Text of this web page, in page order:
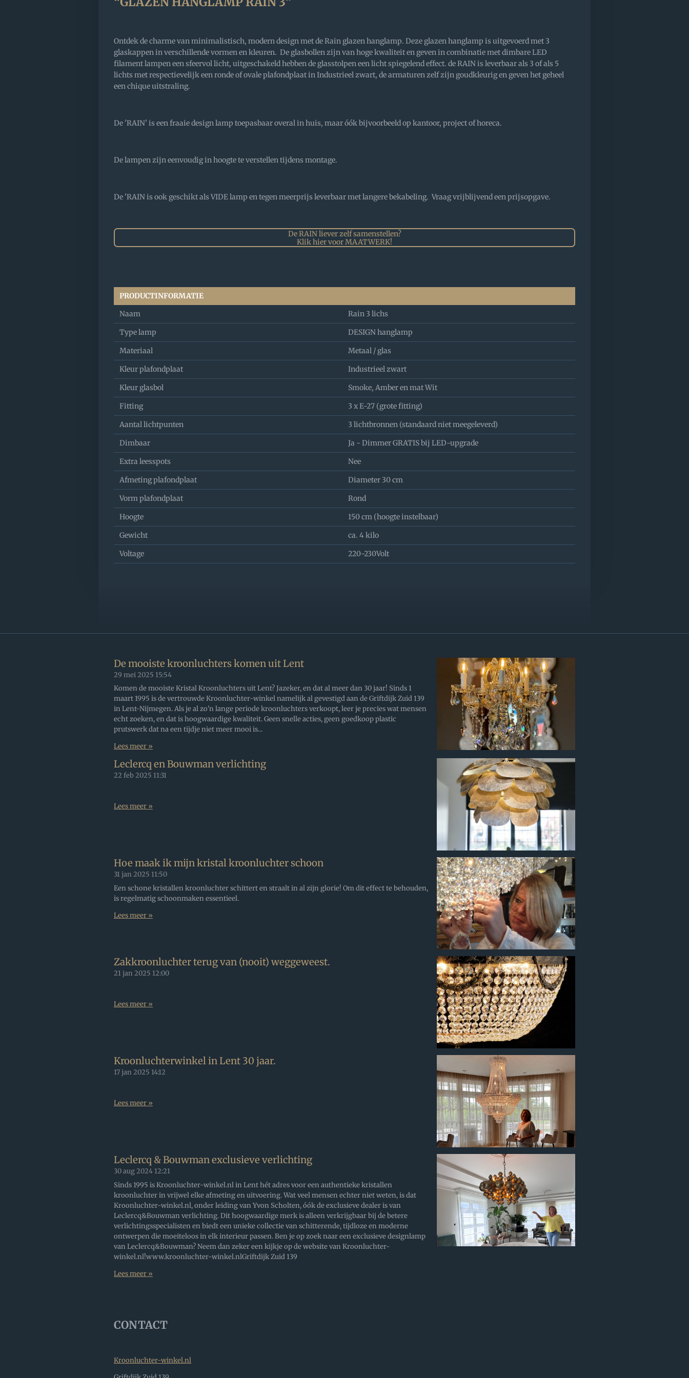
Ontdek de charme van minimalistisch, modern design met de Rain glazen hanglamp. Deze glazen hanglamp is uitgevoerd met 3
glaskappen in verschillende vormen en kleuren. De glasbollen zijn van hoge kwaliteit en geven in combinatie met dimbare LED
filament lampen een sfeervol licht, uitgeschakeld hebben de glasstolpen een licht spiegelend effect. de RAIN is leverbaar als 3 of als 5
lichts met respectievelijk een ronde of ovale plafondplaat in Industrieel zwart, de armaturen zelf zijn goudkleurig en geven het geheel
een chique uitstraling.
De 'RAIN' is een fraaie design lamp toepasbaar overal in huis, maar óók bijvoorbeeld op kantoor, project of horeca.
De lampen zijn eenvoudig in hoogte te verstellen tijdens montage.
De 'RAIN is ook geschikt als VIDE lamp en tegen meerprijs leverbaar met langere bekabeling. Vraag vrijblijvend een prijsopgave.
De RAIN liever zelf samenstellen?
Klik hier voor MAATWERK!
PRODUCTINFORMATIE
Naam
Rain 3 lichs
Type lamp
DESIGN hanglamp
Materiaal
Metaal / glas
Kleur plafondplaat
Industrieel zwart
Kleur glasbol
Smoke, Amber en mat Wit
Fitting
3 x E-27 (grote fitting)
Aantal lichtpunten
3 lichtbronnen (standaard niet meegeleverd)
Dimbaar
Ja - Dimmer GRATIS bij LED-upgrade
Extra leesspots
Nee
Afmeting plafondplaat
Diameter 30 cm
Vorm plafondplaat
Rond
Hoogte
150 cm (hoogte instelbaar)
Gewicht
ca. 4 kilo
Voltage
220-230Volt
De mooiste kroonluchters komen uit Lent
29 mei 2025 15:54
Komen de mooiste Kristal Kroonluchters uit Lent? Jazeker, en dat al meer dan 30 jaar! Sinds 1
maart 1995 is de vertrouwde Kroonluchter-winkel namelijk al gevestigd aan de Griftdijk Zuid 139
in Lent-Nijmegen. Als je al zo'n lange periode kroonluchters verkoopt, leer je precies wat mensen
echt zoeken, en dat is hoogwaardige kwaliteit. Geen snelle acties, geen goedkoop plastic
prutswerk dat na een tijdje niet meer mooi is...
Lees meer »
Leclercq en Bouwman verlichting
22 feb 2025 11:31
Lees meer »
Hoe maak ik mijn kristal kroonluchter schoon
31 jan 2025 11:50
Een schone kristallen kroonluchter schittert en straalt in al zijn glorie! Om dit effect te behouden,
is regelmatig schoonmaken essentieel.
Lees meer »
Zakkroonluchter terug van (nooit) weggeweest.
21 jan 2025 12:00
Lees meer »
Kroonluchterwinkel in Lent 30 jaar.
17 jan 2025 14:12
Lees meer »
Leclercq & Bouwman exclusieve verlichting
30 aug 2024 12:21
Sinds 1995 is Kroonluchter-winkel.nl in Lent hét adres voor een authentieke kristallen
kroonluchter in vrijwel elke afmeting en uitvoering. Wat veel mensen echter niet weten, is dat
Kroonluchter-winkel.nl, onder leiding van Yvon Scholten, óók de exclusieve dealer is van
Leclercq&Bouwman verlichting. Dit hoogwaardige merk is alleen verkrijgbaar bij de betere
verlichtingsspecialisten en biedt een unieke collectie van schitterende, tijdloze en moderne
ontwerpen die moeiteloos in elk interieur passen. Ben je op zoek naar een exclusieve designlamp
van Leclercq&Bouwman? Neem dan zeker een kijkje op de website van Kroonluchter-
winkel.nl!www.kroonluchter-winkel.nlGriftdijk Zuid 139
Lees meer »
CONTACT
Kroonluchter-winkel.nl